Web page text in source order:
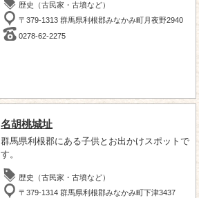
歴史（古民家・古墳など）
〒379-1313 群馬県利根郡みなかみ町月夜野2940
0278-62-2275
名胡桃城址
群馬県利根郡にある子供とお出かけスポットで
す。
歴史（古民家・古墳など）
〒379-1314 群馬県利根郡みなかみ町下津3437